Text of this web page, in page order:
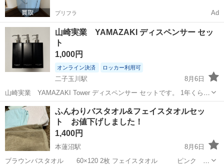
プリフラ Ad
山崎実業 YAMAZAKI ディスペンサー セッ
ト
1,000円
オンライン決済 ロッカー利用可
二子玉川駅
8月6日
山崎実業 YAMAZAKI Tower ディスペンサー セットです。 1年くらい
使いました。 外側は分かりませんが、内側は一度直接いれたら白くな
ってしまった跡があります。 あくまで中古とご理解いただける方のみ
お願いいたし...
東京 世田谷区 二子玉川駅 ディスペンサー
ふんわりバスタオル&フェイスタオルセッ
ト お値下げしました！
1,400円
本蓮沼駅
8月6日
ブラウンバスタオル 60×120 2枚 フェイスタオル ピンク